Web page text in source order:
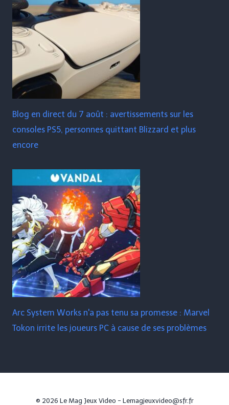
Blog en direct du 7 août : avertissements sur les
consoles PS5, personnes quittant Blizzard et plus
encore
Arc System Works n'a pas tenu sa promesse : Marvel
Tokon irrite les joueurs PC à cause de ses problèmes
© 2026 Le Mag Jeux Video - Lemagjeuxvideo@sfr.fr